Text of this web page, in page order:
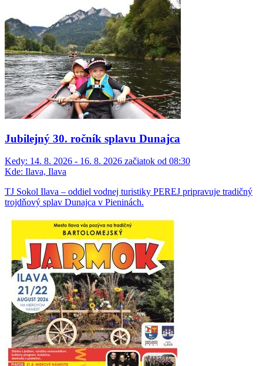
Jubilejný 30. ročník splavu Dunajca
Kedy: 14. 8. 2026 - 16. 8. 2026 začiatok od 08:30
Kde: Ilava, Ilava
TJ Sokol Ilava – oddiel vodnej turistiky PEREJ pripravuje tradičný
trojdňový splav Dunajca v Pieninách.